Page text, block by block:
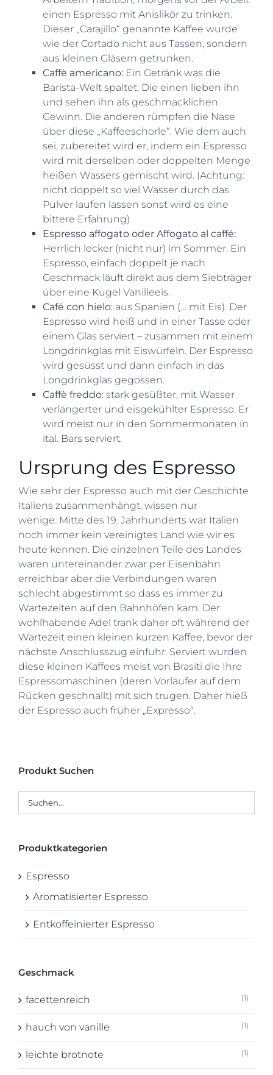
Produkt Suchen
Produktkategorien
Espresso
Aromatisierter Espresso
Entkoffeinierter Espresso
Geschmack
facettenreich (1)
hauch von vanille (1)
leichte brotnote (1)
einen Espresso mit Anislikör zu trinken.
Dieser „Carajillo“ genannte Kaffee wurde
wie der Cortado nicht aus Tassen, sondern
aus kleinen Gläsern getrunken.
Caffè americano:Ein Getränk was die
Barista-Welt spaltet. Die einen lieben ihn
und sehen ihn als geschmacklichen
Gewinn. Die anderen rümpfen die Nase
über diese „Kaffeeschorle“. Wie dem auch
sei, zubereitet wird er, indem ein Espresso
wird mit derselben oder doppelten Menge
heißen Wassers gemischt wird. (Achtung:
nicht doppelt so viel Wasser durch das
Pulver laufen lassen sonst wird es eine
bittere Erfahrung)
Espresso affogato oder Affogato al caffé:
Herrlich lecker (nicht nur) im Sommer. Ein
Espresso, einfach doppelt je nach
Geschmack läuft direkt aus dem Siebträger
über eine Kugel Vanilleeis.
Café con hielo: aus Spanien (… mit Eis). Der
Espresso wird heiß und in einer Tasse oder
einem Glas serviert – zusammen mit einem
Longdrinkglas mit Eiswürfeln. Der Espresso
wird gesüsst und dann einfach in das
Longdrinkglas gegossen.
Caffè freddo: stark gesüßter, mit Wasser
verlängerter und eisgekühlter Espresso. Er
wird meist nur in den Sommermonaten in
ital. Bars serviert.
Ursprung des Espresso
Wie sehr der Espresso auch mit der Geschichte
Italiens zusammenhängt, wissen nur
wenige. Mitte des 19. Jahrhunderts war Italien
noch immer kein vereinigtes Land wie wir es
heute kennen. Die einzelnen Teile des Landes
waren untereinander zwar per Eisenbahn
erreichbar aber die Verbindungen waren
schlecht abgestimmt so dass es immer zu
Wartezeiten auf den Bahnhöfen kam. Der
wohlhabende Adel trank daher oft während der
Wartezeit einen kleinen kurzen Kaffee, bevor der
nächste Anschlusszug einfuhr. Serviert wurden
diese kleinen Kaffees meist von Brasiti die Ihre
Espressomaschinen (deren Vorläufer auf dem
Rücken geschnallt) mit sich trugen. Daher hieß
der Espresso auch früher „Expresso“.